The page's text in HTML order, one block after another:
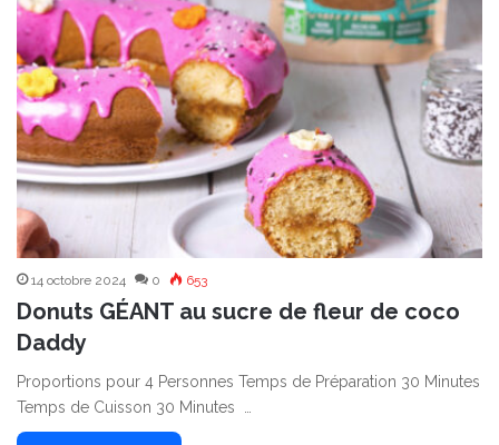
14 octobre 2024 0 653
Donuts GÉANT au sucre de fleur de coco
Daddy
Proportions pour 4 Personnes Temps de Préparation 30 Minutes
Temps de Cuisson 30 Minutes …